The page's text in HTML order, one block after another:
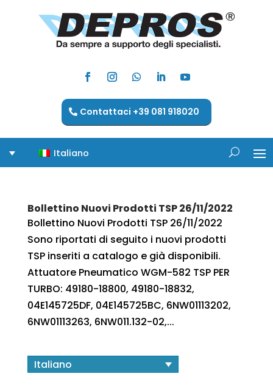
Contattaci +39 081 918020
Italiano
Bollettino Nuovi Prodotti TSP 26/11/2022
Bollettino Nuovi Prodotti TSP 26/11/2022
Sono riportati di seguito i nuovi prodotti
TSP inseriti a catalogo e già disponibili.
Attuatore Pneumatico WGM-582 TSP PER
TURBO: 49180-18800, 49180-18832,
04E145725DF, 04E145725BC, 6NW01113202,
6NW01113263, 6NW011.132-02,...
Italiano